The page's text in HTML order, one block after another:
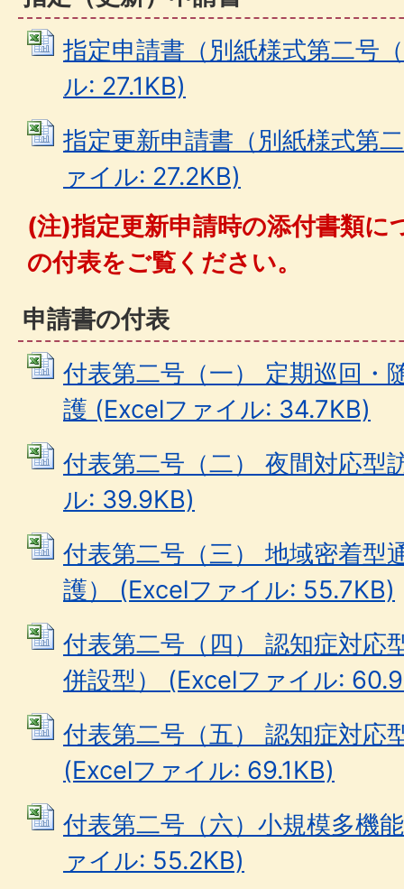
指定申請書（別紙様式第二号
ル: 27.1KB)
指定更新申請書（別紙様式第
ァイル: 27.2KB)
(注)指定更新申請時の添付書類に
の付表をご覧ください。
申請書の付表
付表第二号（一） 定期巡回・
護 (Excelファイル: 34.7KB)
付表第二号（二） 夜間対応型
ル: 39.9KB)
付表第二号（三） 地域密着型
護） (Excelファイル: 55.7KB)
付表第二号（四） 認知症対応
併設型） (Excelファイル:
付表第二号（五） 認知症対応
(Excelファイル: 69.1KB)
付表第二号（六）小規模多機
ァイル: 55.2KB)